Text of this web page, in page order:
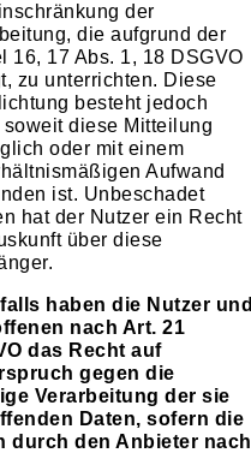
der
die aufgrund der
16, 17 Abs. 1, 18 DSGVO
zu unterrichten. Diese
besteht jedoch
soweit diese Mitteilung
oder mit einem
Aufwand
ist. Unbeschadet
hat der Nutzer ein Recht
über diese
haben die Nutzer und
nach Art. 21
das Recht auf
gegen die
Verarbeitung der sie
Daten, sofern die
durch den Anbieter nach